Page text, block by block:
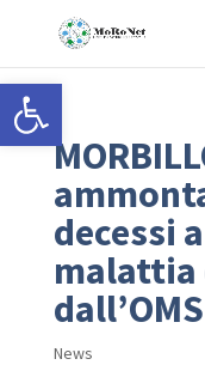
Open toolbar
decessi
malattia
dall’OMS
News